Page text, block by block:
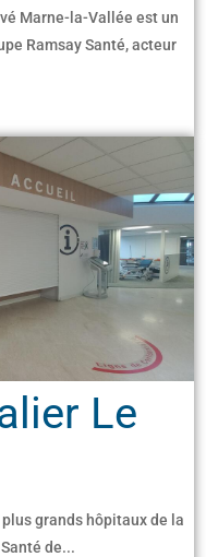
Marne-la-Vallée est un
Ramsay Santé, acteur
Le
grands hôpitaux de la
de...